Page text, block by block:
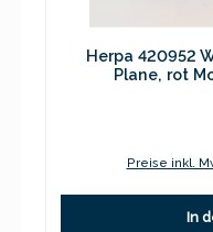
Herpa 420952
Plane, rot
Preise inkl.
In